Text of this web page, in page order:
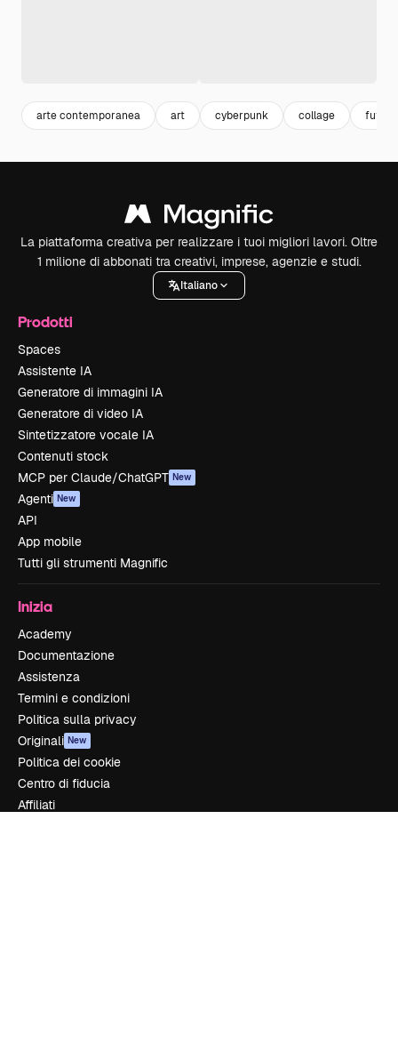
arte contemporanea art cyberpunk collage
La piattaforma creativa per realizzare i tuoi migliori lavori. Oltre
1 milione di abbonati tra creativi, imprese, agenzie e studi.
Italiano
Prodotti
Spaces
Assistente IA
Generatore di immagini IA
Generatore di video IA
Sintetizzatore vocale IA
Contenuti stock
MCP per Claude/ChatGPT New
Agenti New
API
App mobile
Tutti gli strumenti Magnific
Inizia
Academy
Documentazione
Assistenza
Termini e condizioni
Politica sulla privacy
Originali New
Politica dei cookie
Centro di fiducia
Affiliati